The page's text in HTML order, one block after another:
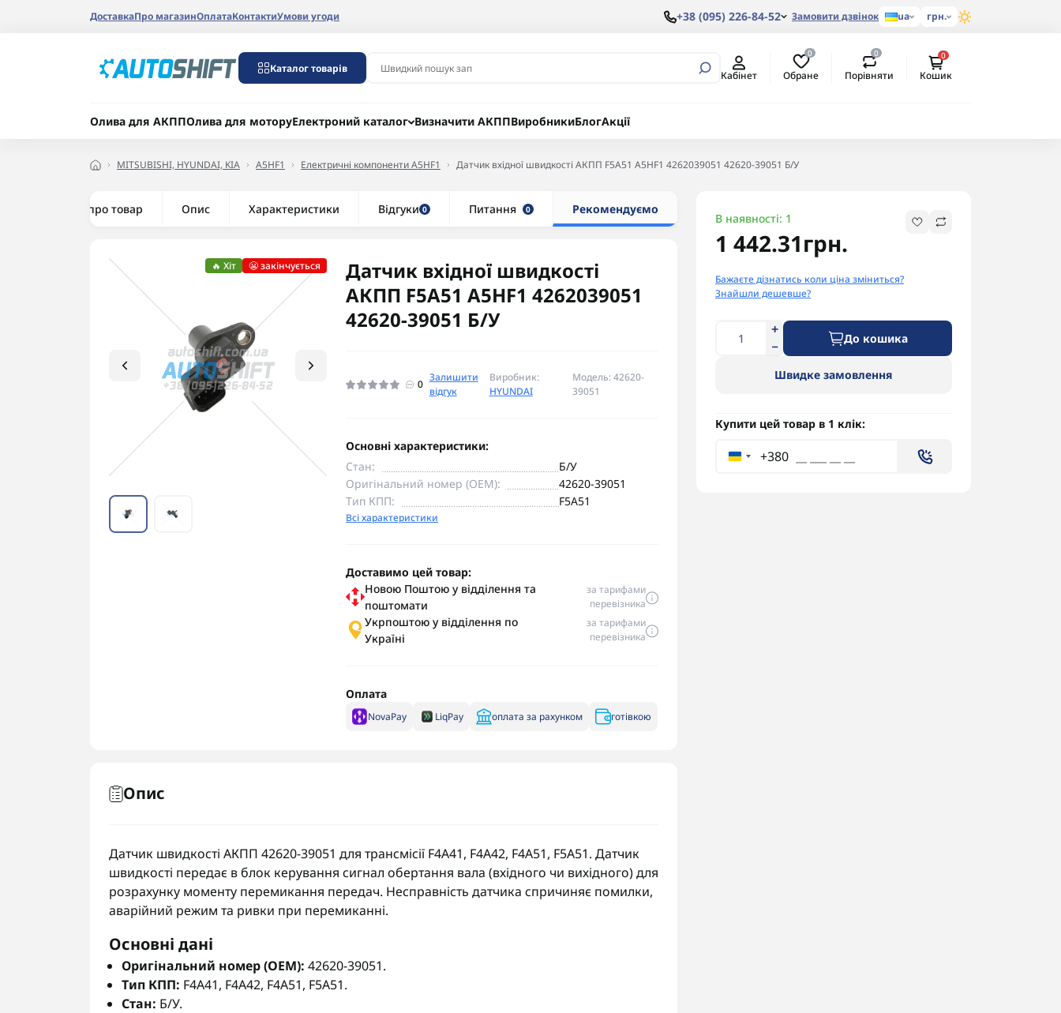
ДоставкаПро магазинОплатаКонтактиУмови угоди +38 (095) 226-84-52 Замовити дзвінок ua грн.
Каталог товарів
Кабінет
0
Обране
0
Порівняти
0
Кошик
Олива для АКППОлива для моторуЕлектроний каталог Визначити АКППВиробникиБлогАкції
MITSUBISHI, HYUNDAI, KIA A5HF1 Електричні компоненти A5HF1 Датчик вхідної швидкості АКПП F5A51 A5HF1 4262039051 42620-39051 Б/У
Все про товар Опис Характеристики Відгуки 0 Питання 0 Рекомендуємо
🔥 Хіт 😬 закінчується
Датчик вхідної швидкості
АКПП F5A51 A5HF1 4262039051
42620-39051 Б/У
0
Залишити
відгук
Виробник:
HYUNDAI
Модель: 42620-
39051
В наявності: 1
1 442.31грн.
Бажаєте дізнатись коли ціна зміниться?
Знайшли дешевше?
До кошика
Швидке замовлення
Купити цей товар в 1 клік:
+380
Основні характеристики:
Стан:
Б/У
Оригінальний номер (OEM):
42620-39051
Тип КПП:
F5A51
Всі характеристики
Доставимо цей товар:
Новою Поштою у відділення та
поштомати
за тарифами
перевізника
Укрпоштою у відділення по
Україні
за тарифами
перевізника
Оплата
NovaPay LiqPay оплата за рахунком готівкою
Опис
Датчик швидкості АКПП 42620-39051 для трансмісії F4A41, F4A42, F4A51, F5A51. Датчик
швидкості передає в блок керування сигнал обертання вала (вхідного чи вихідного) для
розрахунку моменту перемикання передач. Несправність датчика спричиняє помилки,
аварійний режим та ривки при перемиканні.
Основні дані
Оригінальний номер (OEM): 42620-39051.
Тип КПП: F4A41, F4A42, F4A51, F5A51.
Стан: Б/У.